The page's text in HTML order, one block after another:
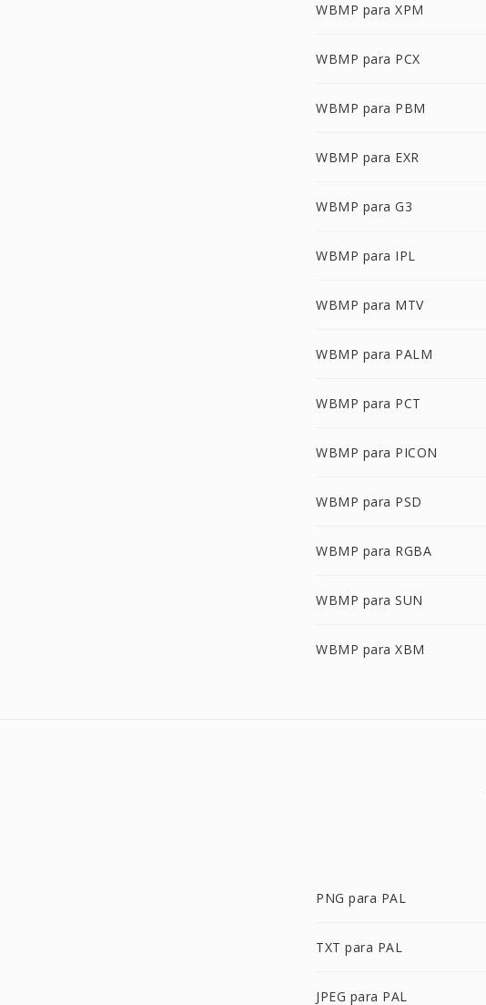
WBMP para XPM
WBMP para PCX
WBMP para PBM
WBMP para EXR
WBMP para G3
WBMP para IPL
WBMP para MTV
WBMP para PALM
WBMP para PCT
WBMP para PICON
WBMP para PSD
WBMP para RGBA
WBMP para SUN
WBMP para XBM
PNG para PAL
TXT para PAL
JPEG para PAL